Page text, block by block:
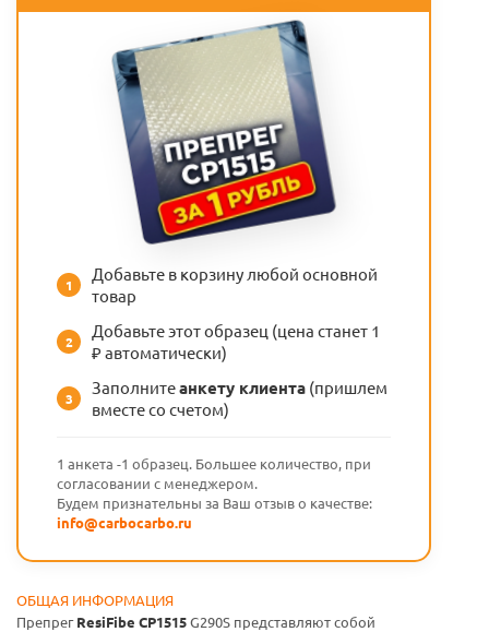
1
Добавьте в корзину любой основной
товар
2
Добавьте этот образец (цена станет 1
₽ автоматически)
3
Заполнитеанкету клиента (пришлем
вместе со счетом)
1 анкета -1 образец. Большее количество, при
согласовании с менеджером.
Будем признательны за Ваш отзыв о качестве:
info@carbocarbo.ru
ОБЩАЯ ИНФОРМАЦИЯ
ПрепрегResiFibe CP1515G290S представляют собой